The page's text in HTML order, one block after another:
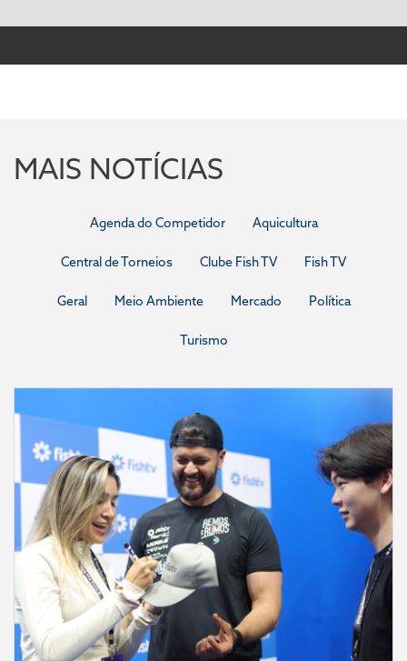
MAIS NOTÍCIAS
Agenda do Competidor Aquicultura
Central de Torneios Clube Fish TV Fish TV
Geral Meio Ambiente Mercado Política
Turismo